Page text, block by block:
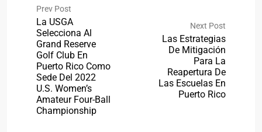
Prev Post
La USGA
Selecciona Al
Grand Reserve
Golf Club En
Puerto Rico Como
Sede Del 2022
U.S. Women’s
Amateur Four-Ball
Championship
Next Post
Las Estrategias
De Mitigación
Para La
Reapertura De
Las Escuelas En
Puerto Rico